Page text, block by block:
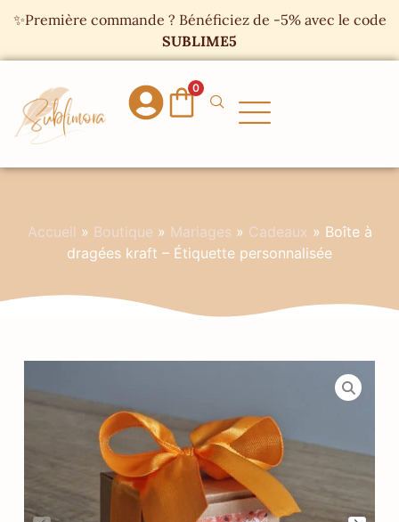
✨Première commande ? Bénéficiez de -5% avec le code
SUBLIME5
0
Accueil » Boutique » Mariages » Cadeaux » Boîte à
dragées kraft – Étiquette personnalisée
Panneau de gestion des cookies